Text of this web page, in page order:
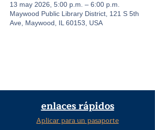
13 may 2026, 5:00 p.m. – 6:00 p.m.
Maywood Public Library District, 121 S 5th
Ave, Maywood, IL 60153, USA
enlaces rápidos
Aplicar para un pasaporte